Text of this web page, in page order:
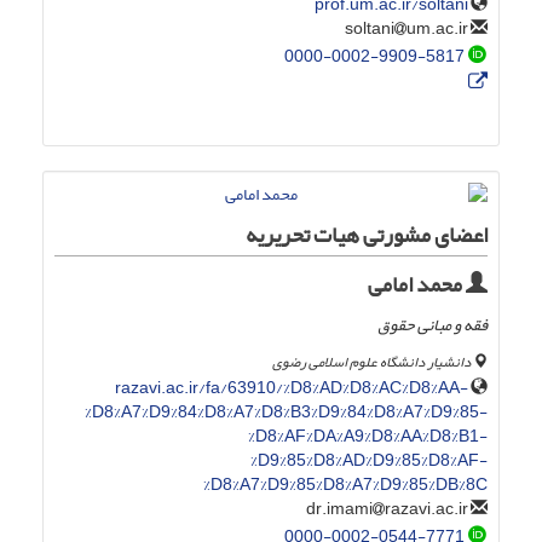
um.ac.ir
0000-0002-9909-5817
اعضای مشورتی هیات تحریریه
محمد امامی
فقه و مبانی حقوق
دانشیار دانشگاه علوم اسلامی رضوی
razavi.ac.ir/fa/63910/%D8%AD%D8%AC%D8%AA-
%D8%A7%D9%84%D8%A7%D8%B3%D9%84%D8%A7%D9%85-
%D8%AF%DA%A9%D8%AA%D8%B1-
%D9%85%D8%AD%D9%85%D8%AF-
%D8%A7%D9%85%D8%A7%D9%85%DB%8C
razavi.ac.ir